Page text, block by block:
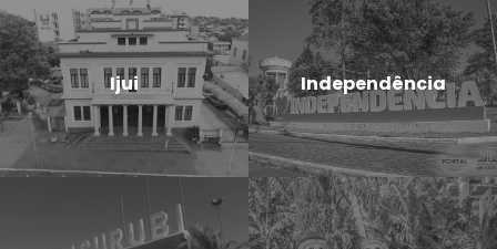
Ijui Independência